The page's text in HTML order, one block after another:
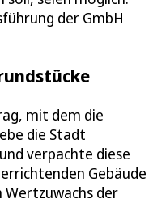
der GmbH
mit dem die
die Stadt
verpachte diese
Gebäude
der